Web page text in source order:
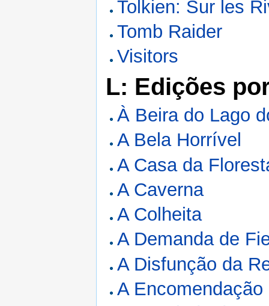
Tolkien: Sur les
Tomb Raider
Visitors
L: Edições
À Beira do Lago
A Bela Horrível
A Casa da
A Caverna
A Colheita
A Demanda de
A Disfunção da
A